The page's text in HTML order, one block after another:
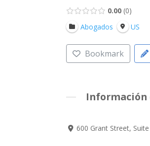
0.00 0
Abogados
US
Bookmark
Información
600 Grant Street,